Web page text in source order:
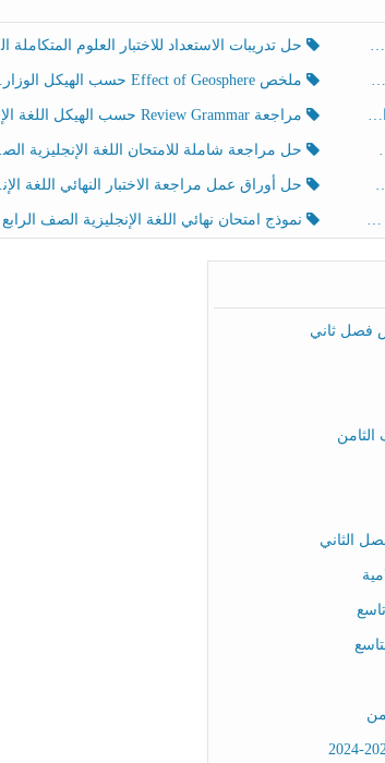
حل تدريبات الاستعداد للاختبار العلوم المتكاملة الصف الخامس عام الفصل الثالث
ملخص Effect of Geosphere حسب الهيكل الوزاري العلوم المتكاملة الصف الخامس انسبير الفصل الثالث
مراجعة Review Grammar حسب الهيكل اللغة الإنجليزية الصف الخامس الفصل الثالث
حل مراجعة شاملة للامتحان اللغة الإنجليزية الصف الخامس الفصل الثالث
حل أوراق عمل مراجعة الاختبار النهائي اللغة الإنجليزية الصف الرابع الفصل الثالث
نموذج امتحان نهائي اللغة الإنجليزية الصف الرابع الفصل الثالث
فصل ثاني
الثاني